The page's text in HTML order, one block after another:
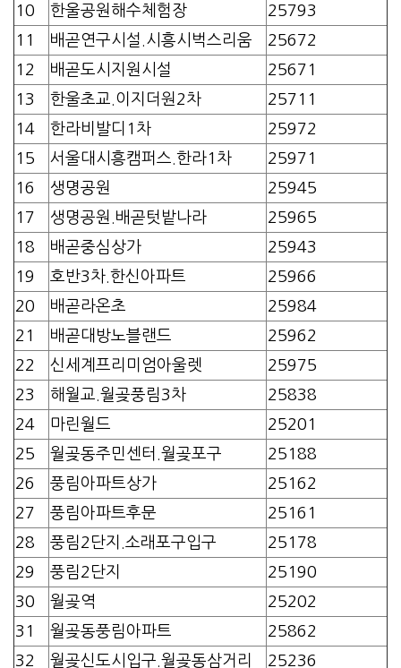
10
한울공원해수체험장
25793
11
배곧연구시설.시흥시벅스리움
25672
12
배곧도시지원시설
25671
13
한울초교.이지더원2차
25711
14
한라비발디1차
25972
15
서울대시흥캠퍼스.한라1차
25971
16
생명공원
25945
17
생명공원.배곧텃밭나라
25965
18
배곧중심상가
25943
19
호반3차.한신아파트
25966
20
배곧라온초
25984
21
배곧대방노블랜드
25962
22
신세계프리미엄아울렛
25975
23
해월교.월곶풍림3차
25838
24
마린월드
25201
25
월곶동주민센터.월곶포구
25188
26
풍림아파트상가
25162
27
풍림아파트후문
25161
28
풍림2단지.소래포구입구
25178
29
풍림2단지
25190
30
월곶역
25202
31
월곶동풍림아파트
25862
32
월곶신도시입구.월곶동삼거리 25236